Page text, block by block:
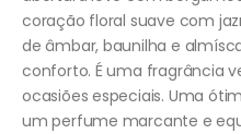
coração floral suave com
de âmbar, baunilha e
conforto. É uma fragrância
ocasiões especiais. Uma
um perfume marcante e